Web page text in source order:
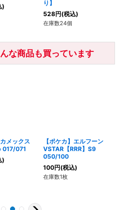
)
り】
528円(税込)
在庫数24個
な商品も買っています
メックス
017/071
)
【ポケカ】エルフーン
VSTAR【RRR】S9
050/100
100円(税込)
在庫数1枚